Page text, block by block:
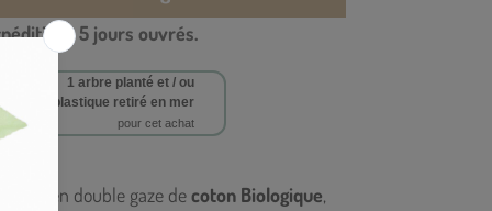
: 5 jours ouvrés.
1 arbre planté et / ou
kg de plastique retiré en mer
pour cet achat
end en double gaze decoton Biologique,